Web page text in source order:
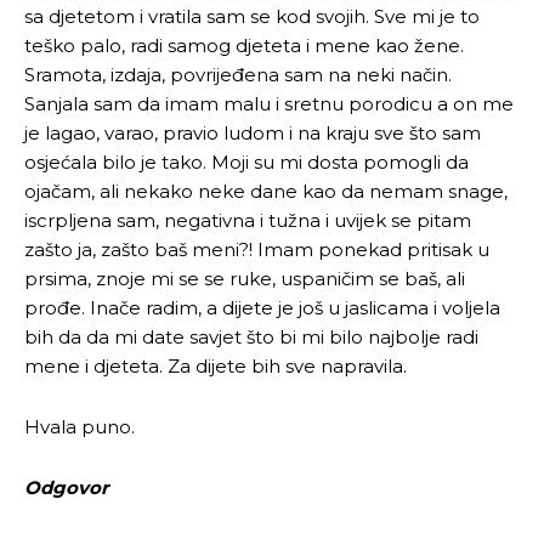
sa djetetom i vratila sam se kod svojih. Sve mi je to
teško palo, radi samog djeteta i mene kao žene.
Sramota, izdaja, povrijeđena sam na neki način.
Sanjala sam da imam malu i sretnu porodicu a on me
je lagao, varao, pravio ludom i na kraju sve što sam
osjećala bilo je tako. Moji su mi dosta pomogli da
ojačam, ali nekako neke dane kao da nemam snage,
iscrpljena sam, negativna i tužna i uvijek se pitam
zašto ja, zašto baš meni?! Imam ponekad pritisak u
prsima, znoje mi se se ruke, uspaničim se baš, ali
prođe. Inače radim, a dijete je još u jaslicama i voljela
bih da da mi date savjet što bi mi bilo najbolje radi
mene i djeteta. Za dijete bih sve napravila.
Hvala puno.
Odgovor